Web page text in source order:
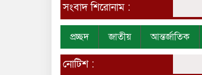
সংবাদ শিরোনাম :
প্রচ্ছদ জাতীয় আন্তর্জাতিক
নোটিশ :